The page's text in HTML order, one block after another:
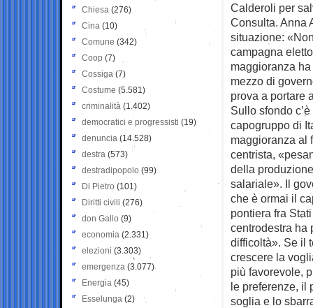
Calderoli per
Consulta. Anna
situazione:
campagna
maggioranza
mezzo di
prova a portare
Sullo sfondo
capogruppo di
maggioranza al
centrista,
della
salariale». Il
che è ormai il
pontiera fra
centrodestra ha
difficoltà». Se il
crescere la
più favorevole,
le preferenze, il
soglia e lo
Chiesa (276)
Cina (10)
Comune (342)
Coop (7)
Cossiga (7)
Costume (5.581)
criminalità (1.402)
democratici e progressisti (19)
denuncia (14.528)
destra (573)
destradipopolo (99)
Di Pietro (101)
Diritti civili (276)
don Gallo (9)
economia (2.331)
elezioni (3.303)
emergenza (3.077)
Energia (45)
Esselunga (2)